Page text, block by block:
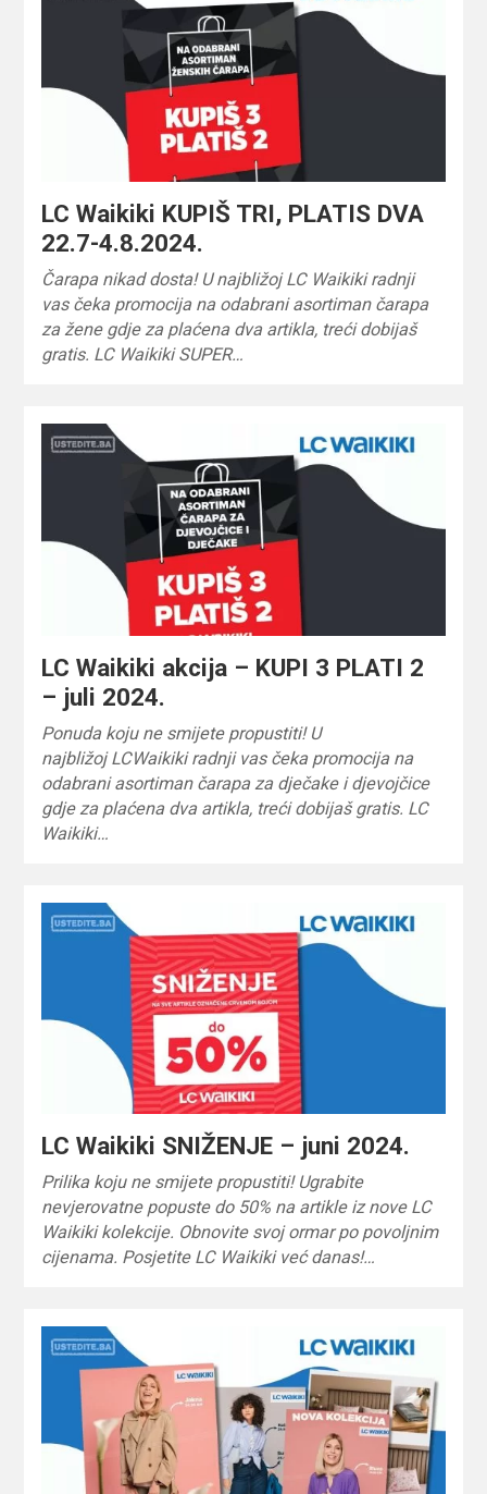
LC Waikiki KUPIŠ TRI, PLATIS DVA
22.7-4.8.2024.
Čarapa nikad dosta! U najbližoj LC Waikiki radnji
vas čeka promocija na odabrani asortiman čarapa
za žene gdje za plaćena dva artikla, treći dobijaš
gratis. LC Waikiki SUPER…
LC Waikiki akcija – KUPI 3 PLATI 2
– juli 2024.
Ponuda koju ne smijete propustiti! U
najbližoj LCWaikiki radnji vas čeka promocija na
odabrani asortiman čarapa za dječake i djevojčice
gdje za plaćena dva artikla, treći dobijaš gratis. LC
Waikiki…
LC Waikiki SNIŽENJE – juni 2024.
Prilika koju ne smijete propustiti! Ugrabite
nevjerovatne popuste do 50% na artikle iz nove LC
Waikiki kolekcije. Obnovite svoj ormar po povoljnim
cijenama. Posjetite LC Waikiki već danas!…